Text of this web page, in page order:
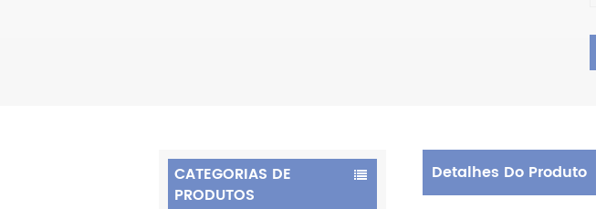
CATEGORIAS DE
PRODUTOS
Detalhes Do Produto